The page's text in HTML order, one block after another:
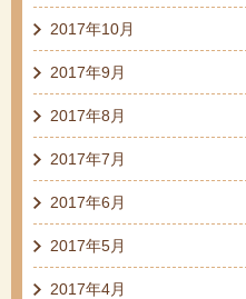
2017年10月
2017年9月
2017年8月
2017年7月
2017年6月
2017年5月
2017年4月